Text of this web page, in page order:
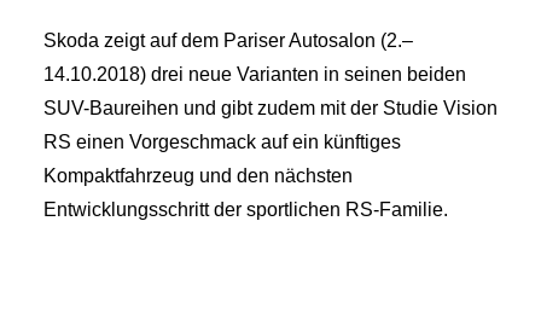
Skoda zeigt auf dem Pariser Autosalon (2.–
14.10.2018) drei neue Varianten in seinen beiden
SUV-Baureihen und gibt zudem mit der Studie Vision
RS einen Vorgeschmack auf ein künftiges
Kompaktfahrzeug und den nächsten
Entwicklungsschritt der sportlichen RS-Familie.